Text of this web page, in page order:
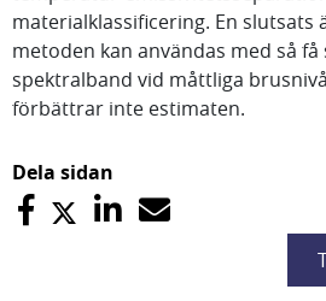
materialklassificering. En slutsats
metoden kan användas med så få
spektralband vid måttliga
förbättrar inte estimaten.
Dela sidan